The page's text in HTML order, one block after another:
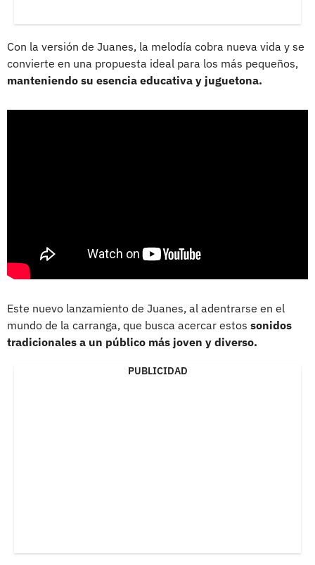
Con la versión de Juanes, la melodía cobra nueva vida y se
convierte en una propuesta ideal para los más pequeños,
manteniendo su esencia educativa y juguetona.
Este nuevo lanzamiento de Juanes, al adentrarse en el
mundo de la carranga, que busca acercar estos sonidos
tradicionales a un público más joven y diverso.
PUBLICIDAD